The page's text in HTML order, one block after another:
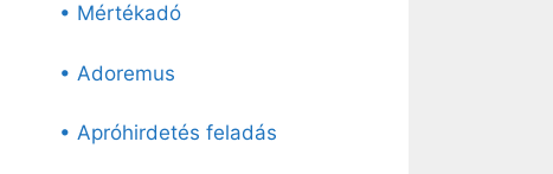
• Mértékadó
• Adoremus
• Apróhirdetés feladás